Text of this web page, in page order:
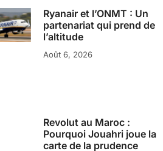
Ryanair et l’ONMT : Un
partenariat qui prend de
l’altitude
Août 6, 2026
Revolut au Maroc :
Pourquoi Jouahri joue la
carte de la prudence